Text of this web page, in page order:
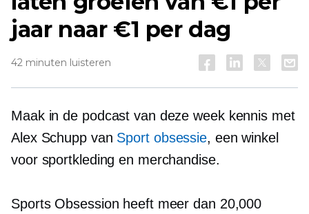
jaar naar €1 per dag
42 minuten luisteren
Maak in de podcast van deze week kennis met
Alex Schupp van Sport obsessie, een winkel
voor sportkleding en merchandise.
Sports Obsession heeft meer dan 20,000